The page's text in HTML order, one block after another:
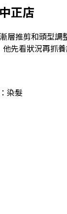
正店
層推剪和頭型
先看狀況再抓
：染髮